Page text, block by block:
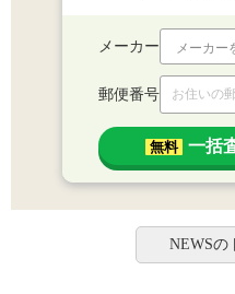
メーカー
郵便番号
無料 一括
NEWSの